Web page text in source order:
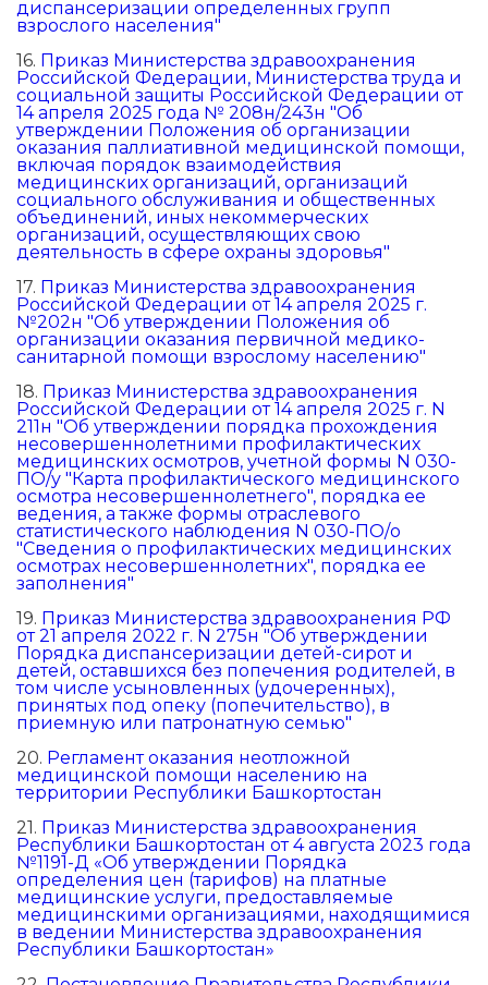
диспансеризации определенных групп
взрослого населения"
16. Приказ Министерства здравоохранения
Российской Федерации, Министерства труда и
социальной защиты Российской Федерации от
14 апреля 2025 года № 208н/243н "Об
утверждении Положения об организации
оказания паллиативной медицинской помощи,
включая порядок взаимодействия
медицинских организаций, организаций
социального обслуживания и общественных
объединений, иных некоммерческих
организаций, осуществляющих свою
деятельность в сфере охраны здоровья"
17. Приказ Министерства здравоохранения
Российской Федерации от 14 апреля 2025 г.
№202н "Об утверждении Положения об
организации оказания первичной медико-
санитарной помощи взрослому населению"
18. Приказ Министерства здравоохранения
Российской Федерации от 14 апреля 2025 г. N
211н "Об утверждении порядка прохождения
несовершеннолетними профилактических
медицинских осмотров, учетной формы N 030-
ПО/у "Карта профилактического медицинского
осмотра несовершеннолетнего", порядка ее
ведения, а также формы отраслевого
статистического наблюдения N 030-ПО/о
"Сведения о профилактических медицинских
осмотрах несовершеннолетних", порядка ее
заполнения"
19. Приказ Министерства здравоохранения РФ
от 21 апреля 2022 г. N 275н "Об утверждении
Порядка диспансеризации детей-сирот и
детей, оставшихся без попечения родителей, в
том числе усыновленных (удочеренных),
принятых под опеку (попечительство), в
приемную или патронатную семью"
20. Регламент оказания неотложной
медицинской помощи населению на
территории Республики Башкортостан
21. Приказ Министерства здравоохранения
Республики Башкортостан от 4 августа 2023 года
№1191-Д «Об утверждении Порядка
определения цен (тарифов) на платные
медицинские услуги, предоставляемые
медицинскими организациями, находящимися
в ведении Министерства здравоохранения
Республики Башкортостан»